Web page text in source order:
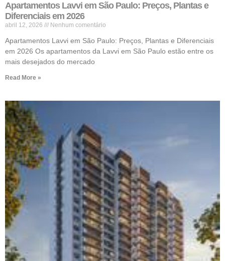
Apartamentos Lavvi em São Paulo: Preços, Plantas e
Diferenciais em 2026
abril 12, 2026 Nenhum comentário
Apartamentos Lavvi em São Paulo: Preços, Plantas e Diferenciais
em 2026 Os apartamentos da Lavvi em São Paulo estão entre os
mais desejados do mercado
Read More »